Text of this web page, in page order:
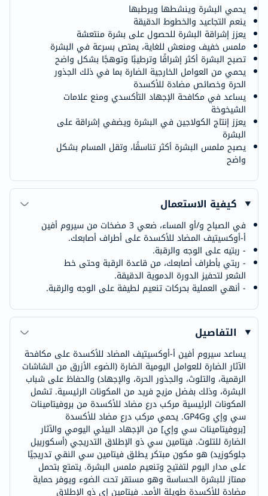
يحمي البشرة وينشطها ويرطبها
ينعم التجاعيد والخطوط الدقيقة
يعزز إشراقة البشرة للحصول على بشرة منتعشة
ملمس خفيف ومنعش للغاية، يمتص بسرعة في البشرة
تصبح البشرة أكثر إشراقًا وترطيبًا وتوهجًا بشكل واضح
يحمي من العوامل الخارجية الضارة بما في ذلك الجذور
الحرة وخصائص مضادة للأكسدة
يساعد في مكافحة الإجهاد التأكسدي ومنع علامات
الشيخوخة
يعزز إنتاج الكولاجين في البشرة ويضفي إشراقة على
البشرة
يصبح ملمس البشرة أكثر تناسقًا، وتقل المسام بشكل
واضح
كيفية الاستعمال
في الصباح و/أو المساء، ضعي 3 مضخات من سيروم أفين
أ-أوكسيتيف المضاد للأكسدة على أطراف أصابعك.
- ربتيه على الوجه والرقبة.
- ربتي بأطراف أصابعك، من قاعدة الرقبة وحتى خط
الشعر لتحفيز الدورة الدموية الدقيقة.
- أنهي العملية بحركات تنعيم لطيفة على الوجه والرقبة.
التفاصيل
يساعد سيروم أفين أ-أوكسيتيف المضاد للأكسدة على مكافحة
الآثار الضارة للعوامل اليومية الضارة (الضوء الأزرق من الشاشات
الرقمية، والتلوث، والجذور الحرة، والإجهاد) والحفاظ على شباب
البشرة، وذلك بفضل مزيج فريد من المكونات الرئيسية. تشمل
المكونات الرئيسية مركب درع مضاد للأكسدة من بروفيتامينات
سي وإي وGP4G. يحمي مركب درع مضاد للأكسدة
[بروفيتامينات سي وإي] من الإجهاد البيئي اليومي والآثار
الضارة للتلوث. فيتامين سي ذو الإطلاق التدريجي (أسكوربيل
جلوكوزيد) هو مكون مبتكر يطلق فيتامين سي النقي تدريجيًا
على مدار اليوم لتفتيح وتنعيم ملمس البشرة. يتمتع بتحمل
ممتاز للبشرة الحساسة وهو مستقر تحت الضوء ويوفر حماية
مضادة للأكسدة طويلة الأمد. فيتامين إي ذو الإطلاق